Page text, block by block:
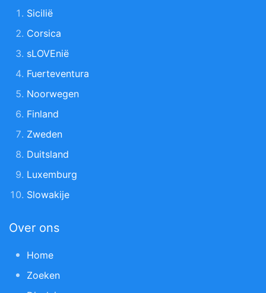
Sicilië
Corsica
sLOVEnië
Fuerteventura
Noorwegen
Finland
Zweden
Duitsland
Luxemburg
Slowakije
Over ons
Home
Zoeken